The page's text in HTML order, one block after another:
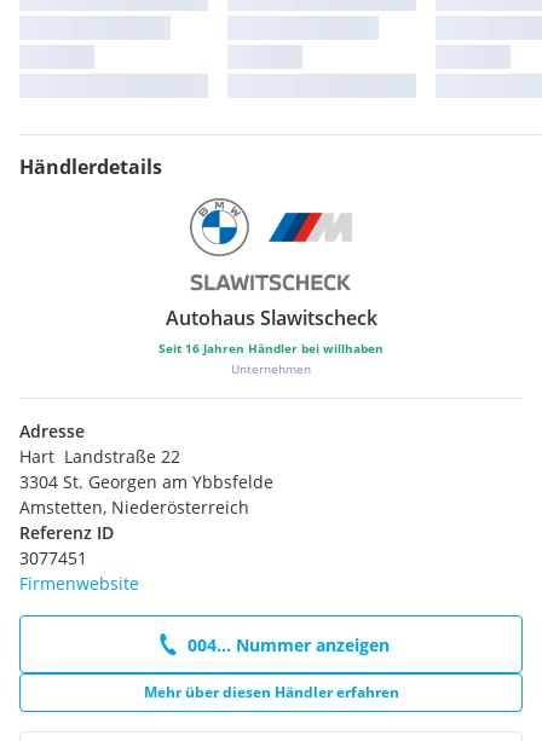
Dachreling Hochglanz Shadow Line
Aktiver Fussgängerschutz
BMW IconicSounds Electric
Fahrdynamik Regelsysteme
Kindersitzbefestigung Beifahrersitz
Ladekabel (Mode 3) fuer oeffentlichens Laden
Radschraubensicherung
Reifenpannenset Plus
Händlerdetails
Autohaus Slawitscheck
Seit 16 Jahren Händler bei willhaben
Unternehmen
Adresse
Hart  Landstraße 22
3304 St. Georgen am Ybbsfelde
Amstetten, Niederösterreich
Referenz ID
3077451
Firmenwebsite
004... Nummer anzeigen
Mehr über diesen Händler erfahren